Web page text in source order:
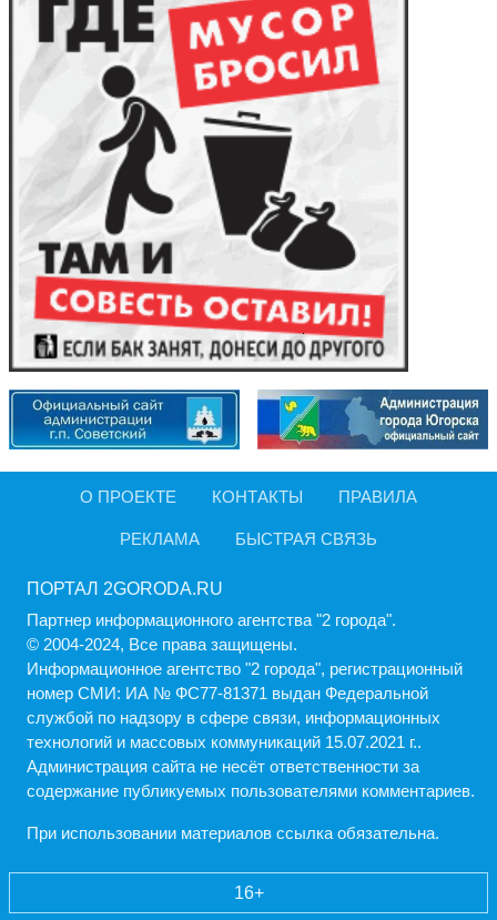
О ПРОЕКТЕ КОНТАКТЫ ПРАВИЛА
РЕКЛАМА БЫСТРАЯ СВЯЗЬ
ПОРТАЛ 2GORODA.RU
Партнер информационного агентства "2 города".
© 2004-2024, Все права защищены.
Информационное агентство "2 города", регистрационный
номер СМИ: ИА № ФС77-81371 выдан Федеральной
службой по надзору в сфере связи, информационных
технологий и массовых коммуникаций 15.07.2021 г..
Администрация cайта не несёт ответственности за
содержание публикуемых пользователями комментариев.
При использовании материалов ссылка обязательна.
16+